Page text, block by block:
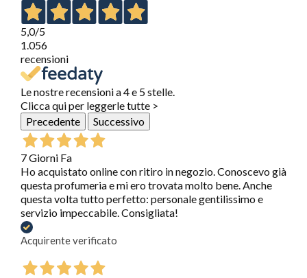
5,0/5
1.056
recensioni
Le nostre recensioni a 4 e 5 stelle.
Clicca qui per leggerle tutte >
Precedente
Successivo
7 Giorni Fa
Ho acquistato online con ritiro in negozio. Conoscevo già
questa profumeria e mi ero trovata molto bene. Anche
questa volta tutto perfetto: personale gentilissimo e
servizio impeccabile. Consigliata!
Acquirente verificato